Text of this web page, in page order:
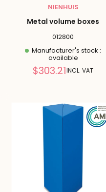
NIENHUIS
Metal volume boxes
012800
Manufacturer's stock :
available
Reduced
$303.21INCL. VAT